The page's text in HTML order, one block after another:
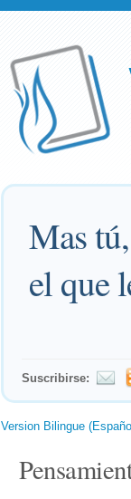
Mas
el que
Suscribirse:
Version Bilingue